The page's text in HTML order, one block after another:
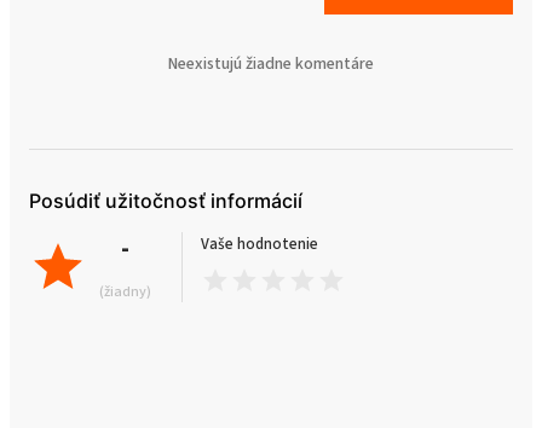
Neexistujú žiadne komentáre
Posúdiť užitočnosť informácií
-
(žiadny)
Vaše hodnotenie